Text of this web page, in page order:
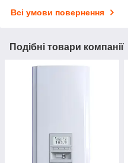
Всі умови повернення
Подібні товари компанії